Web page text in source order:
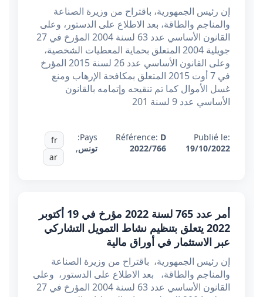
إن رئيس الجمهورية، باقتراح من وزيرة الصناعة
والمناجم والطاقة، بعد الاطلاع على الدستور، وعلى
القانون الأساسي عدد 63 لسنة 2004 المؤرخ في 27
جويلية 2004 المتعلق بحماية المعطيات الشخصية،
وعلى القانون الأساسي عدد 26 لسنة 2015 المؤرخ
في 7 أوت 2015 المتعلق بمكافحة الإرهاب ومنع
غسل الأموال كما تم تنقيحه وإتمامه بالقانون
الأساسي عدد 9 لسنة 201
Publié le:
19/10/2022
Référence: D
2022/766
Pays:
تونس,
fr
ar
أمر عدد 765 لسنة 2022 مؤرخ في 19 أكتوبر
2022 يتعلق بتنظيم نشاط التمويل التشاركي
عبر الاستثمار في أوراق مالية
إن رئيس الجمهورية، باقتراح من وزيرة الصناعة
والمناجم والطاقة، بعد الاطلاع على الدستور، وعلى
القانون الأساسي عدد 63 لسنة 2004 المؤرخ في 27